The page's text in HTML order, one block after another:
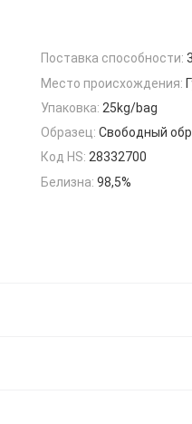
Поставка способности:
Место происхождения:
Упаковка: 25kg/bag
Образец: Свободный
Код HS: 28332700
Белизна: 98,5%